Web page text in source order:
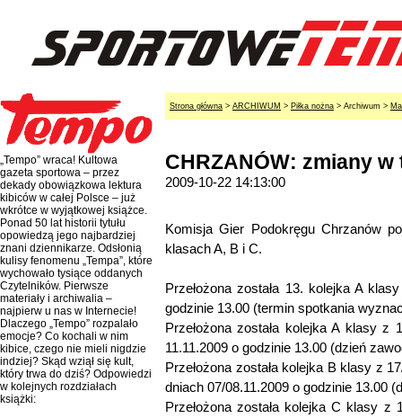
„Tempo” wraca! Kultowa
gazeta sportowa – przez
dekady obowiązkowa lektura
kibiców w całej Polsce – już
wkrótce w wyjątkowej książce.
Ponad 50 lat historii tytułu
opowiedzą jego najbardziej
znani dziennikarze. Odsłonią
kulisy fenomenu „Tempa”, które
wychowało tysiące oddanych
Czytelników. Pierwsze
materiały i archiwalia –
najpierw u nas w Internecie!
Dlaczego „Tempo” rozpalało
emocje? Co kochali w nim
kibice, czego nie mieli nigdzie
indziej? Skąd wziął się kult,
który trwa do dziś? Odpowiedzi
w kolejnych rozdziałach
książki:
Strona główna > ARCHIWUM > Piłka nożna > Archiwum >
CHRZANÓW: zmiany
2009-10-22 14:13:00
Komisja Gier Podokręgu Chrzanów
klasach A, B i C.
Przełożona została 13. kolejka A
godzinie 13.00 (termin spotkania
Przełożona została kolejka A klasy z
11.11.2009 o godzinie 13.00 (dzień
Przełożona została kolejka B klasy z
dniach 07/08.11.2009 o godzinie 13.00
Przełożona została kolejka C klasy z